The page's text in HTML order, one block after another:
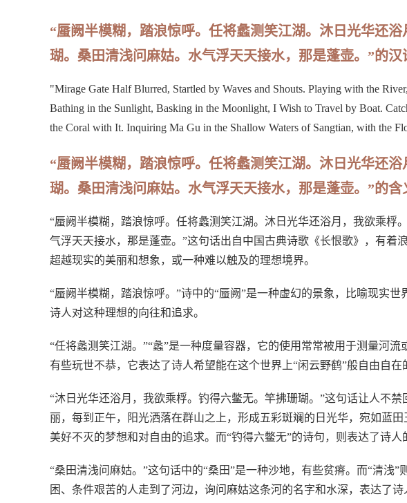
“蜃阙半模糊，踏浪惊呼。任将蠡测笑江湖。沐日光华还
瑚。桑田清浅问麻姑。水气浮天天接水，那是蓬壶。”的汉
"Mirage Gate Half Blurred, Startled by Waves and Shouts. Playing with the
Bathing in the Sunlight, Basking in the Moonlight, I Wish to Travel by Boat.
the Coral with It. Inquiring Ma Gu in the Shallow Waters of Sangtian, with the
“蜃阙半模糊，踏浪惊呼。任将蠡测笑江湖。沐日光华还
瑚。桑田清浅问麻姑。水气浮天天接水，那是蓬壶。”的含
“蜃阙半模糊，踏浪惊呼。任将蠡测笑江湖。沐日光华还浴月，我欲乘桴
气浮天天接水，那是蓬壶。”这句话出自中国古典诗歌《长恨歌》，有着
超越现实的美丽和想象，或一种难以触及的理想境界。
“蜃阙半模糊，踏浪惊呼。”诗中的“蜃阙”是一种虚幻的景象，比喻现实
诗人对这种理想的向往和追求。
“任将蠡测笑江湖。”“蠡”是一种度量容器，它的使用常常被用于测量河
有些玩世不恭，它表达了诗人希望能在这个世界上“闲云野鹤”般自由自在
“沐日光华还浴月，我欲乘桴。钓得六鳖无。竿拂珊瑚。”这句话让人不
丽，每到正午，阳光洒落在群山之上，形成五彩斑斓的日光华，宛如蓝
美好不灭的梦想和对自由的追求。而“钓得六鳖无”的诗句，则表达了诗人
“桑田清浅问麻姑。”这句话中的“桑田”是一种沙地，有些贫瘠。而“清浅
困、条件艰苦的人走到了河边，询问麻姑这条河的名字和水深，表达了诗